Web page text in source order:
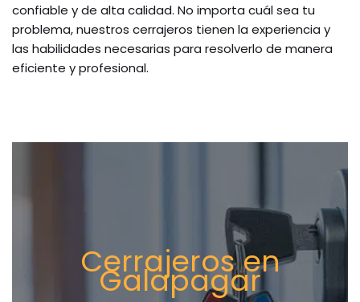
confiable y de alta calidad. No importa cuál sea tu
problema, nuestros cerrajeros tienen la experiencia y
las habilidades necesarias para resolverlo de manera
eficiente y profesional.
Cerrajeros en
Galapagar